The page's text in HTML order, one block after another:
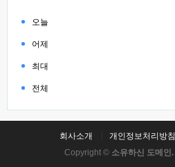
오늘
어제
최대
전체
회사소개 개인정보처리방침
Copyright © 소유하신 도메인.